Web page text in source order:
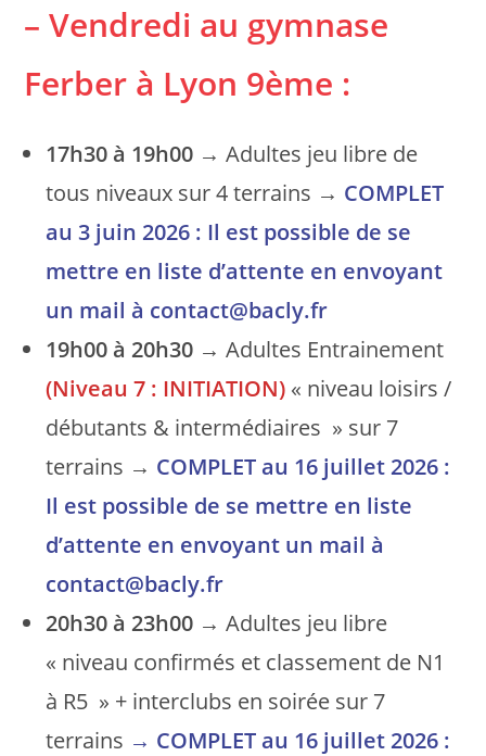
– Vendredi au gymnase
Ferber à Lyon 9ème :
17h30 à 19h00 → Adultes jeu libre de
tous niveaux sur 4 terrains → COMPLET
au 3 juin 2026 : Il est possible de se
mettre en liste d’attente en envoyant
un mail à contact@bacly.fr
19h00 à 20h30 → Adultes Entrainement
(Niveau 7 : INITIATION) « niveau loisirs /
débutants & intermédiaires » sur 7
terrains → COMPLET au 16 juillet 2026 :
Il est possible de se mettre en liste
d’attente en envoyant un mail à
contact@bacly.fr
20h30 à 23h00 → Adultes jeu libre
« niveau confirmés et classement de N1
à R5 » + interclubs en soirée sur 7
terrains → COMPLET au 16 juillet 2026 :